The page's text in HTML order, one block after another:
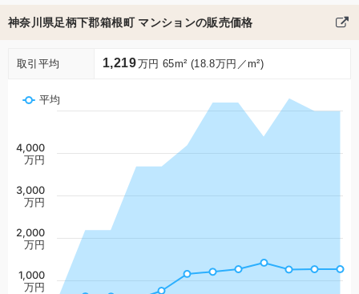
神奈川県足柄下郡箱根町 マンションの販売価格
取引平均 1,219万円 65m² (18.8万円／m²)
平均
1,000
万円
2,000
万円
3,000
万円
4,000
万円